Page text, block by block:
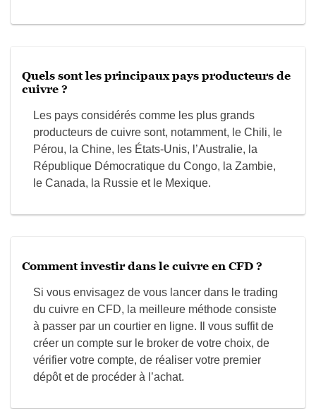
Quels sont les principaux pays producteurs de
cuivre ?
Les pays considérés comme les plus grands
producteurs de cuivre sont, notamment, le Chili, le
Pérou, la Chine, les États-Unis, l’Australie, la
République Démocratique du Congo, la Zambie,
le Canada, la Russie et le Mexique.
Comment investir dans le cuivre en CFD ?
Si vous envisagez de vous lancer dans le trading
du cuivre en CFD, la meilleure méthode consiste
à passer par un courtier en ligne. Il vous suffit de
créer un compte sur le broker de votre choix, de
vérifier votre compte, de réaliser votre premier
dépôt et de procéder à l’achat.